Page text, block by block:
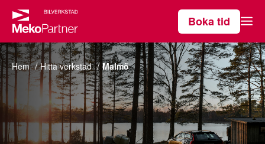
Våra tjänster
Hitta verkstad
Boka tid
Hem Hitta verkstad Malmö